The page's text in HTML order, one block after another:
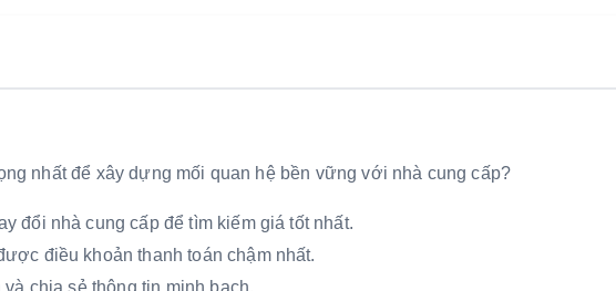
nhất để xây dựng mối quan hệ bền vững với nhà cung cấp?
đổi nhà cung cấp để tìm kiếm giá tốt nhất.
điều khoản thanh toán chậm nhất.
chia sẻ thông tin minh bạch.